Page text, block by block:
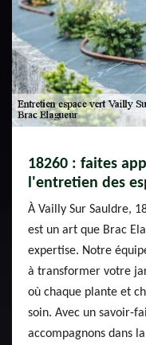
18260 : faites
l'entretien des
À Vailly Sur Sauldre,
est un art que Brac
expertise. Notre
à transformer votre
où chaque plante et
soin. Avec un savoir-
accompagnons dans